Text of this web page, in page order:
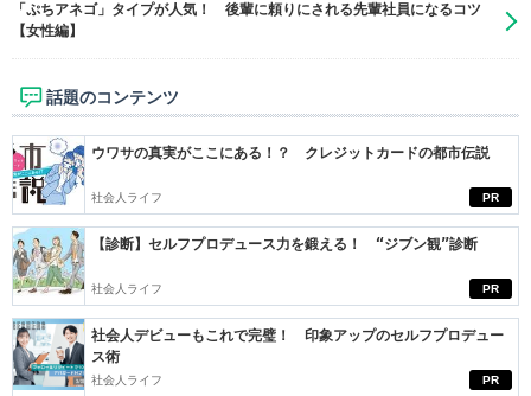
「ぷちアネゴ」タイプが人気！ 後輩に頼りにされる先輩社員になるコツ
【女性編】
話題のコンテンツ
PR
ウワサの真実がここにある！？ クレジットカードの都市伝説
社会人ライフ
PR
【診断】セルフプロデュース力を鍛える！ “ジブン観”診断
社会人ライフ
PR
社会人デビューもこれで完璧！ 印象アップのセルフプロデュー
ス術
社会人ライフ